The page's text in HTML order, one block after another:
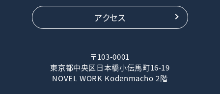
アクセス
〒103-0001
東京都中央区日本橋小伝馬町16-19
NOVEL WORK Kodenmacho 2階